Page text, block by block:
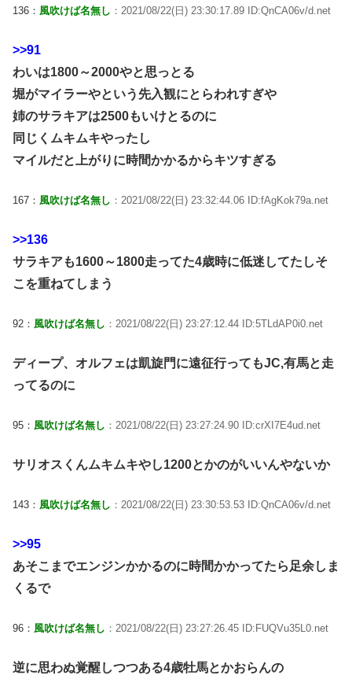
136： 風吹けば名無し ：2021/08/22(日) 23:30:17.89 ID:QnCA06v/d.net
>>91
わいは1800～2000やと思っとる
堀がマイラーやという先入観にとらわれすぎや
姉のサラキアは2500もいけとるのに
同じくムキムキやったし
マイルだと上がりに時間かかるからキツすぎる
167： 風吹けば名無し ：2021/08/22(日) 23:32:44.06 ID:fAgKok79a.net
>>136
サラキアも1600～1800走ってた4歳時に低迷してたしそ
こを重ねてしまう
92： 風吹けば名無し ：2021/08/22(日) 23:27:12.44 ID:5TLdAP0i0.net
ディープ、オルフェは凱旋門に遠征行ってもJC,有馬と走
ってるのに
95： 風吹けば名無し ：2021/08/22(日) 23:27:24.90 ID:crXI7E4ud.net
サリオスくんムキムキやし1200とかのがいいんやないか
143： 風吹けば名無し ：2021/08/22(日) 23:30:53.53 ID:QnCA06v/d.net
>>95
あそこまでエンジンかかるのに時間かかってたら足余しま
くるで
96： 風吹けば名無し ：2021/08/22(日) 23:27:26.45 ID:FUQVu35L0.net
逆に思わぬ覚醒しつつある4歳牡馬とかおらんの